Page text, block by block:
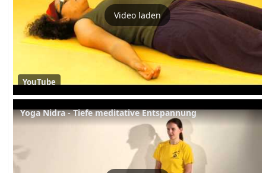
Video laden
YouTube
Yoga Nidra - Tiefe meditative Entspannung